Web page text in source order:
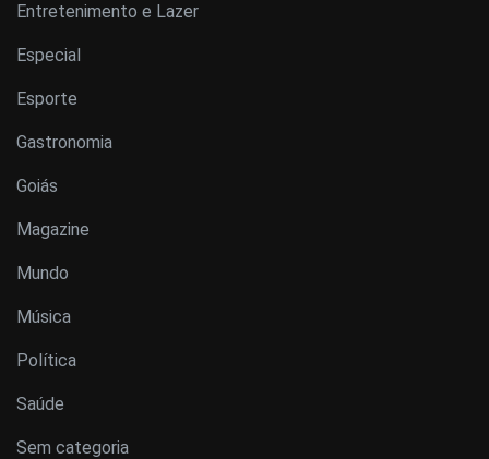
Entretenimento e Lazer
Especial
Esporte
Gastronomia
Goiás
Magazine
Mundo
Música
Política
Saúde
Sem categoria